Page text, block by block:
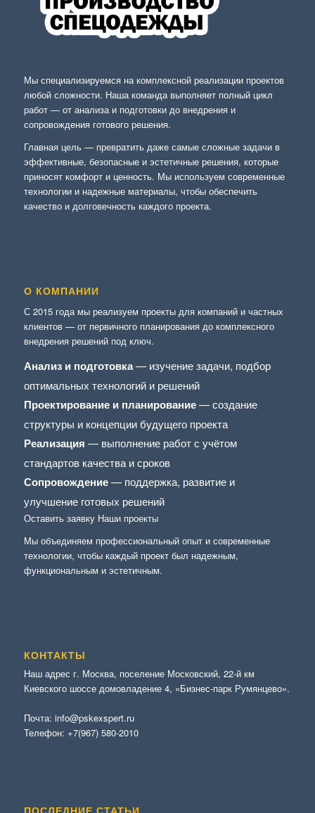
Мы специализируемся на комплексной реализации проектов
любой сложности. Наша команда выполняет полный цикл
работ — от анализа и подготовки до внедрения и
сопровождения готового решения.
Главная цель — превратить даже самые сложные задачи в
эффективные, безопасные и эстетичные решения, которые
приносят комфорт и ценность. Мы используем современные
технологии и надежные материалы, чтобы обеспечить
качество и долговечность каждого проекта.
О КОМПАНИИ
С 2015 года мы реализуем проекты для компаний и частных
клиентов — от первичного планирования до комплексного
внедрения решений под ключ.
Анализ и подготовка— изучение задачи, подбор
оптимальных технологий и решений
Проектирование и планирование— создание
структуры и концепции будущего проекта
Реализация — выполнение работ с учётом
стандартов качества и сроков
Сопровождение— поддержка, развитие и
улучшение готовых решений
Оставить заявку Наши проекты
Мы объединяем профессиональный опыт и современные
технологии, чтобы каждый проект был надежным,
функциональным и эстетичным.
КОНТАКТЫ
Наш адрес г. Москва, поселение Московский, 22-й км
Киевского шоссе домовладение 4, «Бизнес-парк Румянцево».
Почта: info@pskexspert.ru
Телефон: +7(967) 580-2010
ПОСЛЕДНИЕ СТАТЬИ